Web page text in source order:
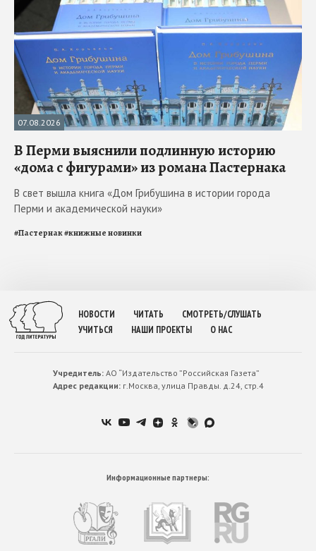
07.08.2026
В Перми выяснили подлинную историю
«дома с фигурами» из романа Пастернака
В свет вышла книга «Дом Грибушина в истории города
Перми и академической науки»
#Пастернак#книжные новинки
НОВОСТИ ЧИТАТЬ
СМОТРЕТЬ/СЛУШАТЬ
УЧИТЬСЯ
НАШИ ПРОЕКТЫ О НАС
Учредитель:АО “Издательство ”Российская Газета”
Адрес редакции:г.Москва, улица Правды. д.24, стр.4
Информационные партнеры: